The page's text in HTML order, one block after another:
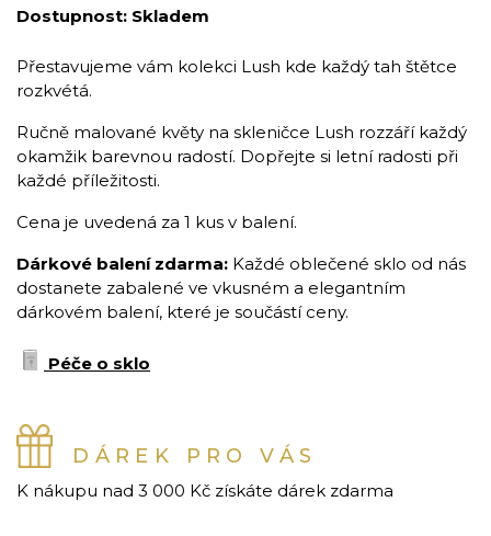
Dostupnost: Skladem
Přestavujeme vám kolekci Lush kde každý tah štětce
rozkvétá.
Ručně malované květy na skleničce Lush rozzáří každý
okamžik barevnou radostí. Dopřejte si letní radosti při
každé příležitosti.
Cena je uvedená za 1 kus v balení.
Dárkové balení zdarma: Každé oblečené sklo od nás
dostanete zabalené ve vkusném a elegantním
dárkovém balení, které je součástí ceny.
Péče o sklo
DÁREK PRO VÁS
K nákupu nad 3 000 Kč získáte dárek zdarma